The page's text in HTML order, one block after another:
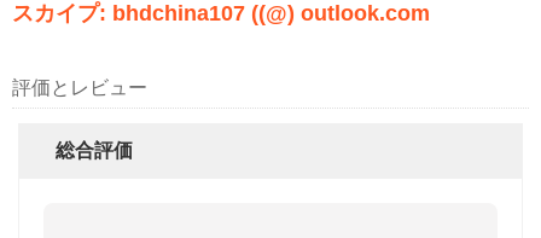
スカイプ: bhdchina107 ((@) outlook.com
評価とレビュー
総合評価